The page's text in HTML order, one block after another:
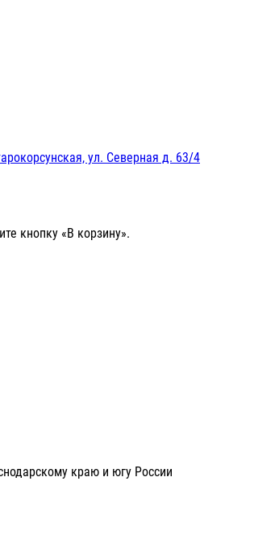
ул. Северная д. 63/4
кнопку «В корзину».
краю и югу России